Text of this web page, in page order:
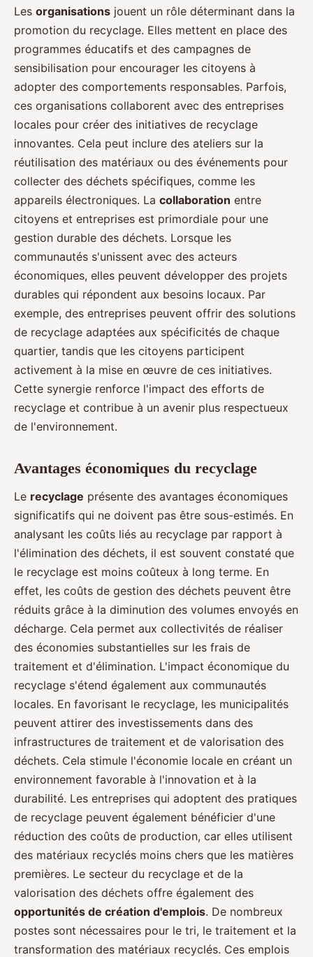
Les organisations jouent un rôle déterminant dans la
promotion du recyclage. Elles mettent en place des
programmes éducatifs et des campagnes de
sensibilisation pour encourager les citoyens à
adopter des comportements responsables. Parfois,
ces organisations collaborent avec des entreprises
locales pour créer des initiatives de recyclage
innovantes. Cela peut inclure des ateliers sur la
réutilisation des matériaux ou des événements pour
collecter des déchets spécifiques, comme les
appareils électroniques. La collaboration entre
citoyens et entreprises est primordiale pour une
gestion durable des déchets. Lorsque les
communautés s'unissent avec des acteurs
économiques, elles peuvent développer des projets
durables qui répondent aux besoins locaux. Par
exemple, des entreprises peuvent offrir des solutions
de recyclage adaptées aux spécificités de chaque
quartier, tandis que les citoyens participent
activement à la mise en œuvre de ces initiatives.
Cette synergie renforce l'impact des efforts de
recyclage et contribue à un avenir plus respectueux
de l'environnement.
Avantages économiques du recyclage
Le recyclage présente des avantages économiques
significatifs qui ne doivent pas être sous-estimés. En
analysant les coûts liés au recyclage par rapport à
l'élimination des déchets, il est souvent constaté que
le recyclage est moins coûteux à long terme. En
effet, les coûts de gestion des déchets peuvent être
réduits grâce à la diminution des volumes envoyés en
décharge. Cela permet aux collectivités de réaliser
des économies substantielles sur les frais de
traitement et d'élimination. L'impact économique du
recyclage s'étend également aux communautés
locales. En favorisant le recyclage, les municipalités
peuvent attirer des investissements dans des
infrastructures de traitement et de valorisation des
déchets. Cela stimule l'économie locale en créant un
environnement favorable à l'innovation et à la
durabilité. Les entreprises qui adoptent des pratiques
de recyclage peuvent également bénéficier d'une
réduction des coûts de production, car elles utilisent
des matériaux recyclés moins chers que les matières
premières. Le secteur du recyclage et de la
valorisation des déchets offre également des
opportunités de création d'emplois. De nombreux
postes sont nécessaires pour le tri, le traitement et la
transformation des matériaux recyclés. Ces emplois